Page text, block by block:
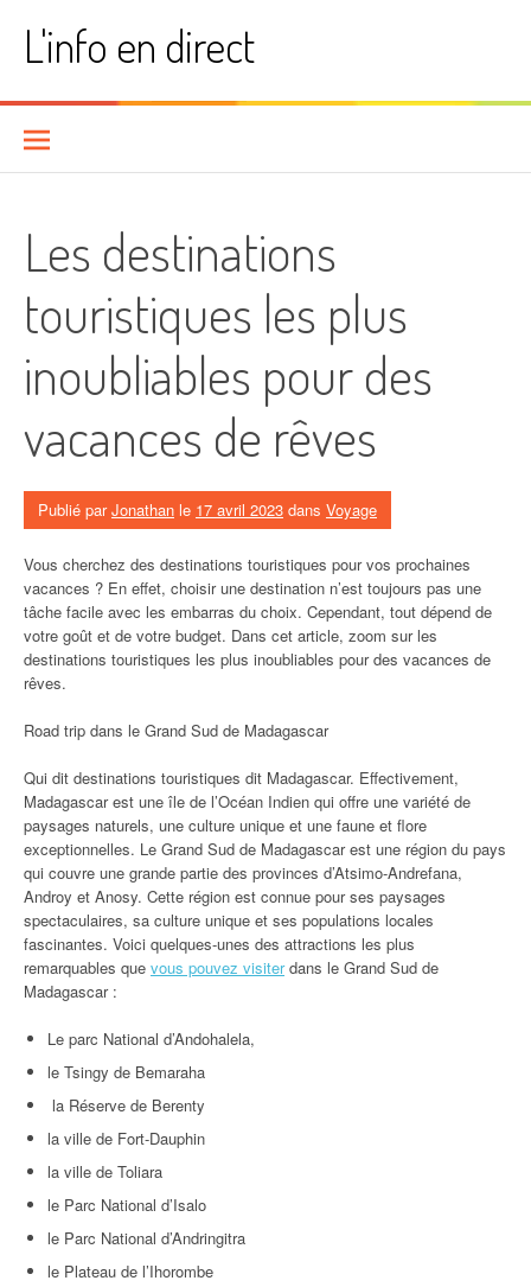
contenuL'info en direct
Les destinations
touristiques les plus
inoubliables pour des
vacances de rêves
Publié parJonathan le 17 avril 2023 dans Voyage
Vous cherchez des destinations touristiques pour vos prochaines
vacances ? En effet, choisir une destination n’est toujours pas une
tâche facile avec les embarras du choix. Cependant, tout dépend de
votre goût et de votre budget. Dans cet article, zoom sur les
destinations touristiques les plus inoubliables pour des vacances de
rêves.
Road trip dans le Grand Sud de Madagascar
Qui dit destinations touristiques dit Madagascar. Effectivement,
Madagascar est une île de l’Océan Indien qui offre une variété de
paysages naturels, une culture unique et une faune et flore
exceptionnelles. Le Grand Sud de Madagascar est une région du pays
qui couvre une grande partie des provinces d’Atsimo-Andrefana,
Androy et Anosy. Cette région est connue pour ses paysages
spectaculaires, sa culture unique et ses populations locales
fascinantes. Voici quelques-unes des attractions les plus
remarquables que vous pouvez visiterdans le Grand Sud de
Madagascar :
Le parc National d’Andohalela,
le Tsingy de Bemaraha
la Réserve de Berenty
la ville de Fort-Dauphin
la ville de Toliara
le Parc National d’Isalo
le Parc National d’Andringitra
le Plateau de l’Ihorombe